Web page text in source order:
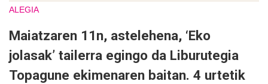
ALEGIA
Maiatzaren 11n, astelehena, ‘Eko
jolasak’ tailerra egingo da Liburutegia
Topagune ekimenaren baitan. 4 urtetik